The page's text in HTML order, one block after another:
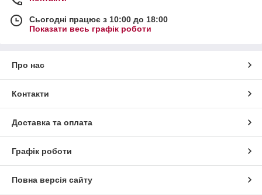
Сьогодні працює з 10:00 до 18:00
Показати весь графік роботи
Про нас
Контакти
Доставка та оплата
Графік роботи
Повна версія сайту